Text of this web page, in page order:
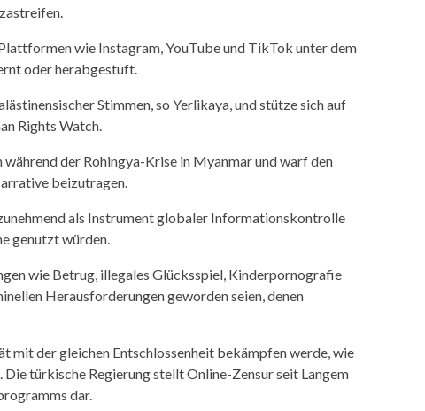
wie Instagram, YouTube und TikTok unter dem
oder herabgestuft.
Stimmen, so Yerlikaya, und stütze sich auf
Rights Watch.
der Rohingya-Krise in Myanmar und warf den
beizutragen.
als Instrument globaler Informationskontrolle
genutzt würden.
wie Betrug, illegales Glücksspiel, Kinderpornografie
Herausforderungen geworden seien, denen
mit der gleichen Entschlossenheit bekämpfen werde, wie
türkische Regierung stellt Online-Zensur seit Langem
dar.